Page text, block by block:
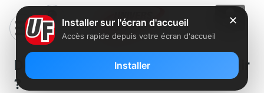
Des problèmes de navigation ce soir
?
✕
Installer sur l'écran d'accueil
Accès rapide depuis votre écran d'accueil
Installer